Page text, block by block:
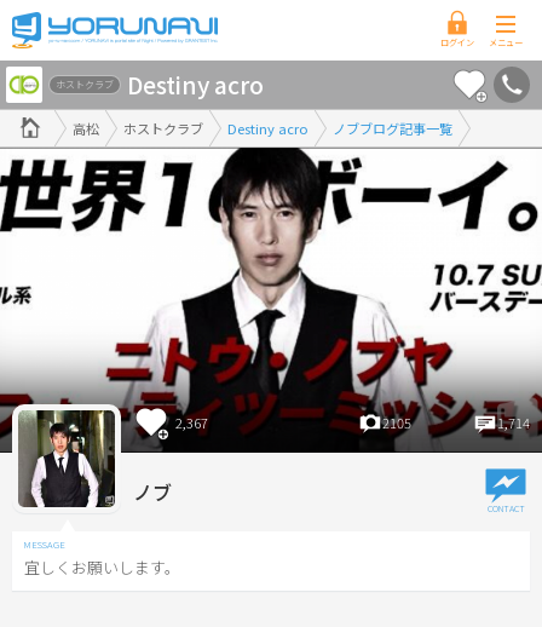
香
川
県
版
高松 ホストクラブ Destiny acro ノブブログ記事一覧
ホストクラブ Destiny acro
2,367 2105 1,714
ノブ
宜しくお願いします。